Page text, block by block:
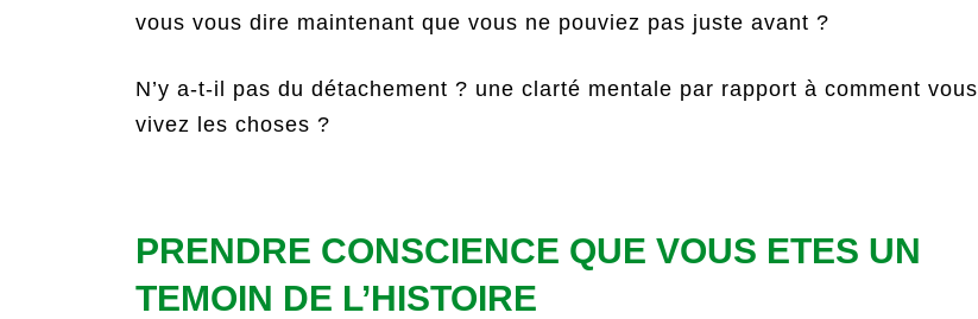
vous vous dire maintenant que vous ne pouviez pas juste avant ?
N’y a-t-il pas du détachement ? une clarté mentale par rapport à comment vous
vivez les choses ?
PRENDRE CONSCIENCE QUE VOUS ETES UN
TEMOIN DE L’HISTOIRE